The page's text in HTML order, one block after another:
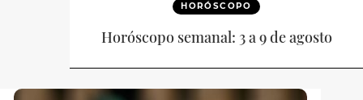
HORÓSCOPO
Horóscopo semanal: 3 a 9 de agosto